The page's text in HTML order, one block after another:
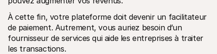
À cette fin, votre plateforme doit devenir un facilitateur
de paiement. Autrement, vous auriez besoin d’un
fournisseur de services qui aide les entreprises à traiter
les transactions.